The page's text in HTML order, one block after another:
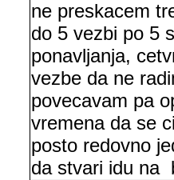
ne preskacem
do 5 vezbi po 5
ponavljanja,
vezbe da ne
povecavam pa
vremena da se
posto redovno
da stvari idu na